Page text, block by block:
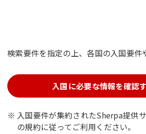
検索要件を指定の上、各国の入国要件
入国に必要な情報を確認
入国要件が集約されたSherpa提供
の規約に従ってご利用ください。